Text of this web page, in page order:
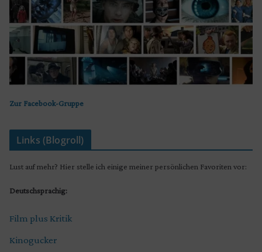
Zur Facebook-Gruppe
Links (Blogroll)
Lust auf mehr? Hier stelle ich einige meiner persönlichen Favoriten vor:
Deutschsprachig:
Film plus Kritik
Kinogucker